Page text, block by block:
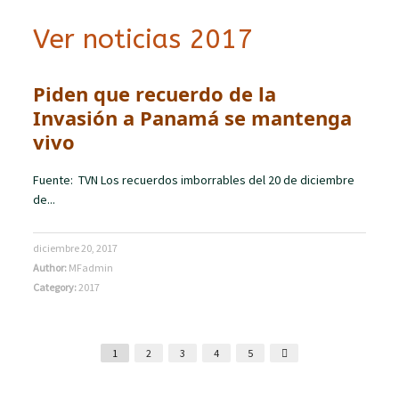
Ver noticias 2017
Piden que recuerdo de la
Invasión a Panamá se mantenga
vivo
Fuente: TVN Los recuerdos imborrables del 20 de diciembre
de...
diciembre 20, 2017
Author: MFadmin
Category:2017
1 2 3 4 5